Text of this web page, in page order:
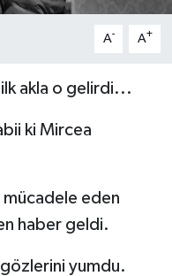
A- A+
akla o gelirdi...
ki Mircea
mücadele eden
haber geldi.
yumdu.